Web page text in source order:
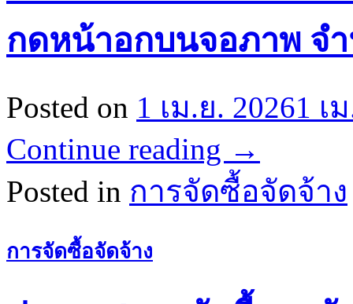
กดหน้าอกบนจอภาพ จำ
Posted on 1 เม.ย. 20261 เ
Continue reading →
Posted in การจัดซื้อจัดจ้าง
การจัดซื้อจัดจ้าง